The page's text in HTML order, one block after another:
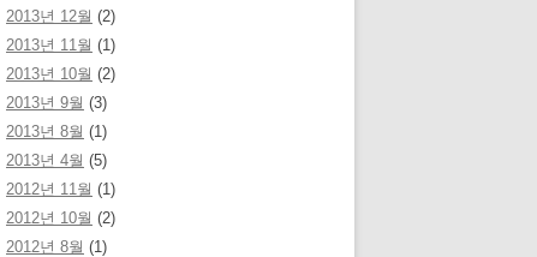
2013년 12월 (2)
2013년 11월 (1)
2013년 10월 (2)
2013년 9월 (3)
2013년 8월 (1)
2013년 4월 (5)
2012년 11월 (1)
2012년 10월 (2)
2012년 8월 (1)